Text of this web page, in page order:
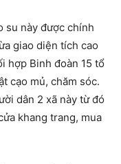
su này được chính
giao diện tích cao
hợp Binh đoàn 15 tổ
cạo mủ, chăm sóc.
dân 2 xã này từ đó
khang trang, mua